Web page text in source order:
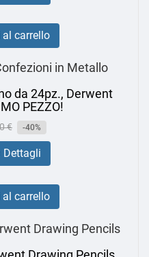
carrello
da 24pz., Derwent
PEZZO!
€ -40%
Dettagli
carrello